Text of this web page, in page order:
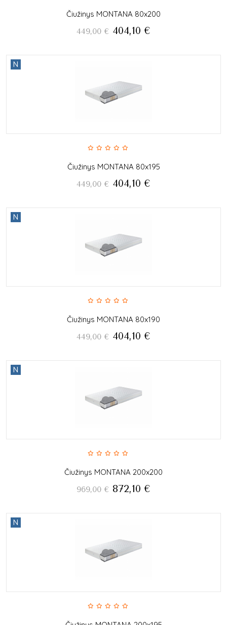
Čiužinys MONTANA 80x200
449,00 € 404,10 €
N
Čiužinys MONTANA 80x195
449,00 € 404,10 €
N
Čiužinys MONTANA 80x190
449,00 € 404,10 €
N
Čiužinys MONTANA 200x200
969,00 € 872,10 €
N